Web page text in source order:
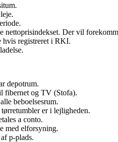
nettoprisindekset. Der vil
hvis registreret i RKI.
depotrum.
fibernet og TV (Stofa).
beboelsesrum.
er i lejligheden.
a conto.
med elforsyning.
p-plads.